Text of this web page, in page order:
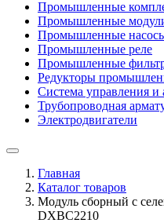
Промышленные
Промышленные
Промышленные
Промышленные реле
Промышленные
Редукторы
Система управления и
Трубопроводная
Электродвигатели
Главная
Каталог товаров
Модуль сборный с
DXBC2210